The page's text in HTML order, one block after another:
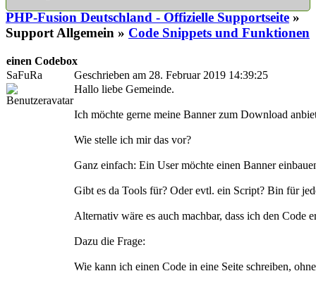
PHP-Fusion Deutschland - Offizielle Supportseite »
Support Allgemein » Code Snippets und Funktionen
einen Codebox
SaFuRa
Geschrieben am 28. Februar 2019 14:39:25
Hallo liebe Gemeinde.
Ich möchte gerne meine Banner zum Download
Wie stelle ich mir das vor?
Ganz einfach: Ein User möchte einen Banner
Gibt es da Tools für? Oder evtl. ein Script? Bin für
Alternativ wäre es auch machbar, dass ich den Code
Dazu die Frage:
Wie kann ich einen Code in eine Seite schreiben,